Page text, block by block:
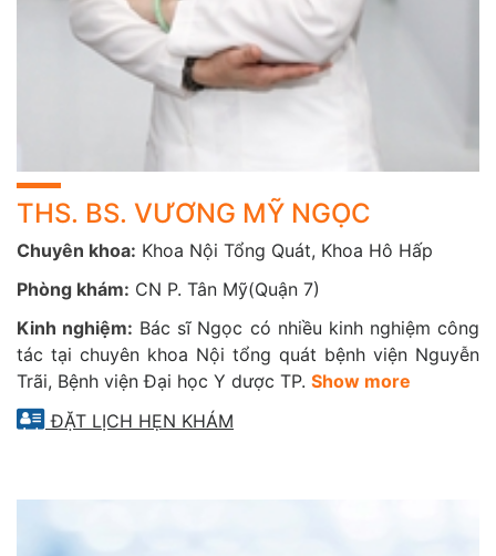
Sổ mũi, nghẹt mũi, viêm xoang tái phát
Khàn giọng, nuốt vướng, ho ra máu
Bệnh hô hấp mạn tính: Hen suyễn, COPD, viêm phế
Hút thuốc lá, làm việc trong môi trường ô nhiễm
HÃY THĂM KHÁM VÀ CHĂM SÓC SỨC KHỎE HỆ HÔ
HẤP NGAY HÔM NAY
Hệ hô hấp khỏe mạnh là chìa khóa để bạn tận hưởng cuộc
sống trọn vẹn mỗi ngày. Thăm khám định kỳ giúp phát
hiện sớm, điều trị kịp thời và ngăn ngừa những biến
chứng nguy hiểm. Chủ động bảo vệ sức khỏe hô hấp ngay
hôm nay – vì mỗi hơi thở khỏe là một cuộc sống chất
lượng hơn!
THS. BS. VƯƠNG MỸ NGỌC
Chuyên khoa: Khoa Nội Tổng Quát, Khoa Hô Hấp
Phòng khám: CN P. Tân Mỹ(Quận 7)
Kinh nghiệm: Bác sĩ Ngọc có nhiều kinh nghiệm công
tác tại chuyên khoa Nội tổng quát bệnh viện Nguyễn
Trãi, Bệnh viện Đại học Y dược TP. Show more
ĐẶT LỊCH HẸN KHÁM